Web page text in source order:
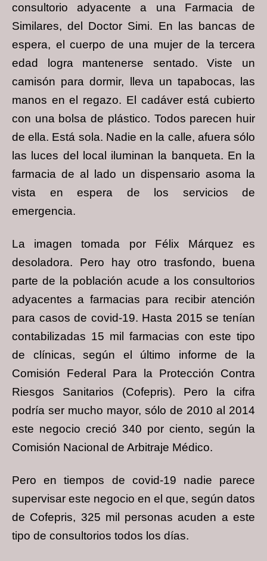
consultorio adyacente a una Farmacia de
Similares, del Doctor Simi. En las bancas de
espera, el cuerpo de una mujer de la tercera
edad logra mantenerse sentado. Viste un
camisón para dormir, lleva un tapabocas, las
manos en el regazo. El cadáver está cubierto
con una bolsa de plástico. Todos parecen huir
de ella. Está sola. Nadie en la calle, afuera sólo
las luces del local iluminan la banqueta. En la
farmacia de al lado un dispensario asoma la
vista en espera de los servicios de
emergencia.
La imagen tomada por Félix Márquez es
desoladora. Pero hay otro trasfondo, buena
parte de la población acude a los consultorios
adyacentes a farmacias para recibir atención
para casos de covid-19. Hasta 2015 se tenían
contabilizadas 15 mil farmacias con este tipo
de clínicas, según el último informe de la
Comisión Federal Para la Protección Contra
Riesgos Sanitarios (Cofepris). Pero la cifra
podría ser mucho mayor, sólo de 2010 al 2014
este negocio creció 340 por ciento, según la
Comisión Nacional de Arbitraje Médico.
Pero en tiempos de covid-19 nadie parece
supervisar este negocio en el que, según datos
de Cofepris, 325 mil personas acuden a este
tipo de consultorios todos los días.